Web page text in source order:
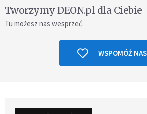
Tworzymy DEON.pl dla Ciebie
Tu możesz nas wesprzeć.
WSPOMÓŻ NAS